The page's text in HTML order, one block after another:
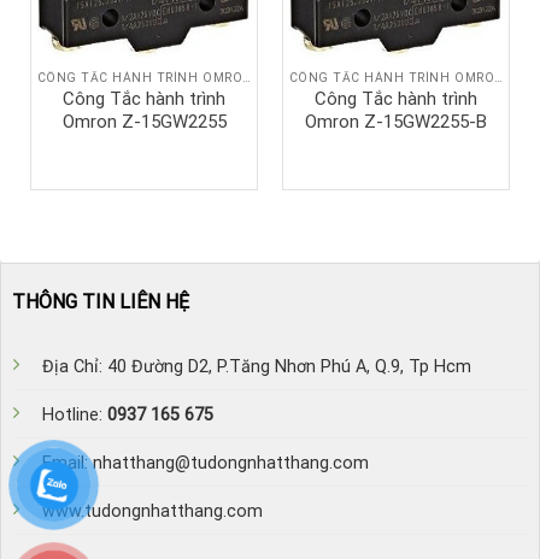
Công Tắc hành trình
Omron Z-15GW2255
Công Tắc hành trình
Omron Z-15GW2255-B
THÔNG TIN LIÊN HỆ
Địa Chỉ: 40 Đường D2, P.Tăng Nhơn Phú A, Q.9, Tp Hcm
Hotline: 0937 165 675
Email: nhatthang@tudongnhatthang.com
www.tudongnhatthang.com